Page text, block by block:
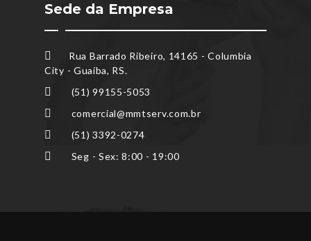
Sede da Empresa
Rua Barrado Ribeiro, 14165 - Columbia
City - Guaíba, RS.
(51) 99155-5053
comercial@mmtserv.com.br
(51) 3392-0274
Seg - Sex: 8:00 - 19:00